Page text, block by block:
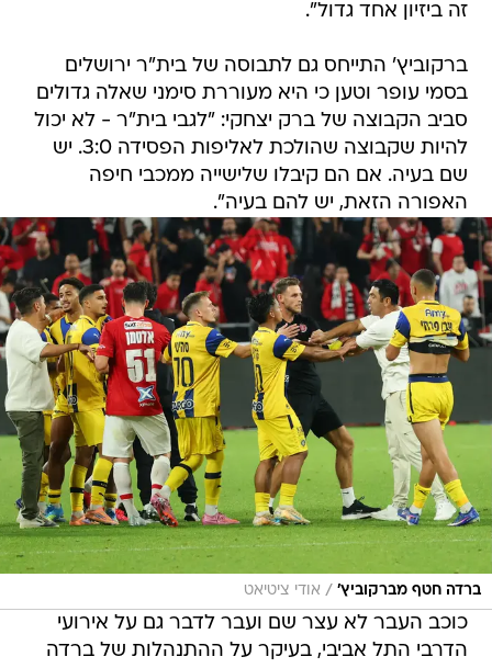
זה ביזיון אחד גדול".
ברקוביץ' התייחס גם לתבוסה של בית"ר ירושלים
בסמי עופר וטען כי היא מעוררת סימני שאלה גדולים
סביב הקבוצה של ברק יצחקי: "לגבי בית"ר - לא יכול
להיות שקבוצה שהולכת לאליפות הפסידה 3:0. יש
שם בעיה. אם הם קיבלו שלישייה ממכבי חיפה
האפורה הזאת, יש להם בעיה".
ברדה חטף מברקוביץ' / אודי ציטיאט
כוכב העבר לא עצר שם ועבר לדבר גם על אירועי
הדרבי התל אביבי, בעיקר על ההתנהלות של ברדה